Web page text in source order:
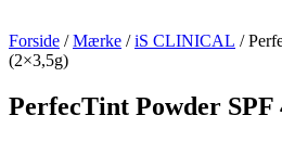
Forside /Mærke /iS CLINICAL /
(2×3,5g)
PerfecTint Powder SPF